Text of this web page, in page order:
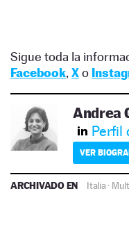
Sigue toda la
Facebook, Xo
Andrea
Perfil
VER
ARCHIVADO EN Italia·